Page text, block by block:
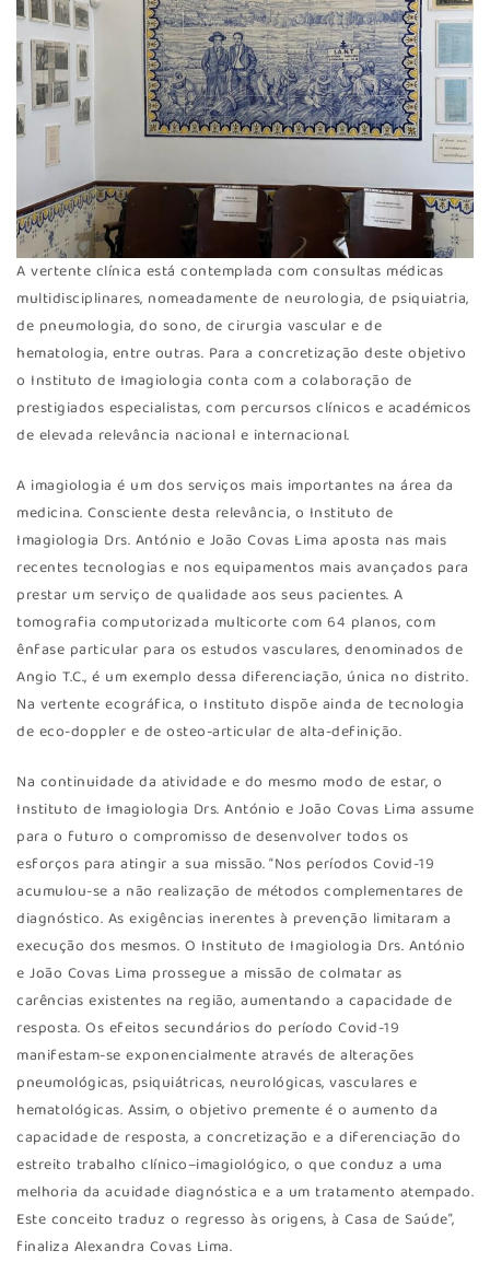
A vertente clínica está contemplada com consultas médicas
multidisciplinares, nomeadamente de neurologia, de psiquiatria,
de pneumologia, do sono, de cirurgia vascular e de
hematologia, entre outras. Para a concretização deste objetivo
o Instituto de Imagiologia conta com a colaboração de
prestigiados especialistas, com percursos clínicos e académicos
de elevada relevância nacional e internacional.
A imagiologia é um dos serviços mais importantes na área da
medicina. Consciente desta relevância, o Instituto de
Imagiologia Drs. António e João Covas Lima aposta nas mais
recentes tecnologias e nos equipamentos mais avançados para
prestar um serviço de qualidade aos seus pacientes. A
tomografia computorizada multicorte com 64 planos, com
ênfase particular para os estudos vasculares, denominados de
Angio T.C., é um exemplo dessa diferenciação, única no distrito.
Na vertente ecográfica, o Instituto dispõe ainda de tecnologia
de eco-doppler e de osteo-articular de alta-definição.
Na continuidade da atividade e do mesmo modo de estar, o
Instituto de Imagiologia Drs. António e João Covas Lima assume
para o futuro o compromisso de desenvolver todos os
esforços para atingir a sua missão. “Nos períodos Covid-19
acumulou-se a não realização de métodos complementares de
diagnóstico. As exigências inerentes à prevenção limitaram a
execução dos mesmos. O Instituto de Imagiologia Drs. António
e João Covas Lima prossegue a missão de colmatar as
carências existentes na região, aumentando a capacidade de
resposta. Os efeitos secundários do período Covid-19
manifestam-se exponencialmente através de alterações
pneumológicas, psiquiátricas, neurológicas, vasculares e
hematológicas. Assim, o objetivo premente é o aumento da
capacidade de resposta, a concretização e a diferenciação do
estreito trabalho clínico–imagiológico, o que conduz a uma
melhoria da acuidade diagnóstica e a um tratamento atempado.
Este conceito traduz o regresso às origens, à Casa de Saúde”,
finaliza Alexandra Covas Lima.